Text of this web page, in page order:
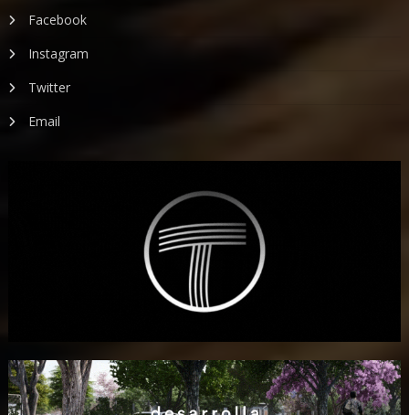
Facebook
Instagram
Twitter
Email